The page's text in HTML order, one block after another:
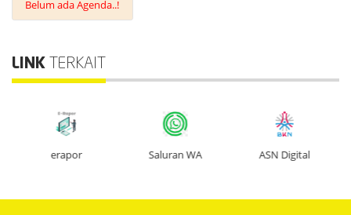
erapor
SMAN 1 MANYAR
Jl. Kayu Raya Perum Pongangan Indah Manyar. Kabupaten Gresik, Provinsi: